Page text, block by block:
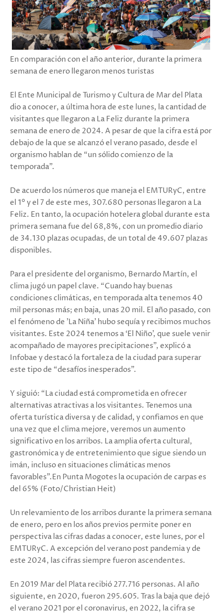
En comparación con el año anterior, durante la primera
semana de enero llegaron menos turistas
El Ente Municipal de Turismo y Cultura de Mar del Plata
dio a conocer, a última hora de este lunes, la cantidad de
visitantes que llegaron a La Feliz durante la primera
semana de enero de 2024. A pesar de que la cifra está por
debajo de la que se alcanzó el verano pasado, desde el
organismo hablan de “un sólido comienzo de la
temporada”.
De acuerdo los números que maneja el EMTURyC, entre
el 1° y el 7 de este mes, 307.680 personas llegaron a La
Feliz. En tanto, la ocupación hotelera global durante esta
primera semana fue del 68,8%, con un promedio diario
de 34.130 plazas ocupadas, de un total de 49.607 plazas
disponibles.
Para el presidente del organismo, Bernardo Martín, el
clima jugó un papel clave. “Cuando hay buenas
condiciones climáticas, en temporada alta tenemos 40
mil personas más; en baja, unas 20 mil. El año pasado, con
el fenómeno de ’La Niña’ hubo sequía y recibimos muchos
visitantes. Este 2024 tenemos a ‘El Niño’, que suele venir
acompañado de mayores precipitaciones”, explicó a
Infobae y destacó la fortaleza de la ciudad para superar
este tipo de “desafíos inesperados”.
Y siguió: “La ciudad está comprometida en ofrecer
alternativas atractivas a los visitantes. Tenemos una
oferta turística diversa y de calidad, y confiamos en que
una vez que el clima mejore, veremos un aumento
significativo en los arribos. La amplia oferta cultural,
gastronómica y de entretenimiento que sigue siendo un
imán, incluso en situaciones climáticas menos
favorables”.En Punta Mogotes la ocupación de carpas es
del 65% (Foto/Christian Heit)
Un relevamiento de los arribos durante la primera semana
de enero, pero en los años previos permite poner en
perspectiva las cifras dadas a conocer, este lunes, por el
EMTURyC. A excepción del verano post pandemia y de
este 2024, las cifras siempre fueron ascendentes.
En 2019 Mar del Plata recibió 277.716 personas. Al año
siguiente, en 2020, fueron 295.605. Tras la baja que dejó
el verano 2021 por el coronavirus, en 2022, la cifra se